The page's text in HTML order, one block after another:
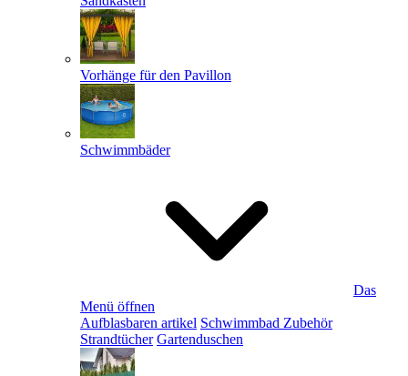
Vorhänge für den Pavillon
Schwimmbäder
Das
Menü öffnen
Aufblasbaren artikel Schwimmbad Zubehör
Strandtücher Gartenduschen